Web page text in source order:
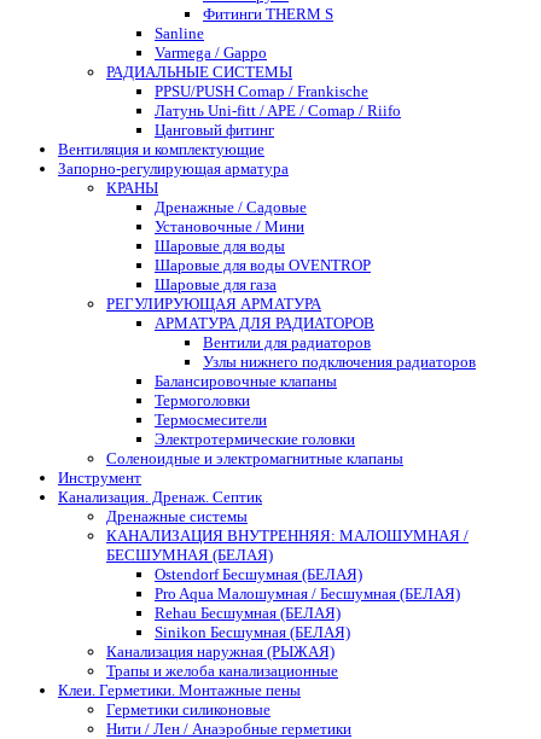
Фитинги THERM S
Sanline
Varmega / Gappo
РАДИАЛЬНЫЕ СИСТЕМЫ
PPSU/PUSH Comap / Frankische
Латунь Uni-fitt / APE / Comap / Riifo
Цанговый фитинг
Вентиляция и комплектующие
Запорно-регулирующая арматура
КРАНЫ
Дренажные / Садовые
Установочные / Мини
Шаровые для воды
Шаровые для воды OVENTROP
Шаровые для газа
РЕГУЛИРУЮЩАЯ АРМАТУРА
АРМАТУРА ДЛЯ РАДИАТОРОВ
Вентили для радиаторов
Узлы нижнего подключения радиаторов
Балансировочные клапаны
Термоголовки
Термосмесители
Электротермические головки
Соленоидные и электромагнитные клапаны
Инструмент
Канализация. Дренаж. Септик
Дренажные системы
КАНАЛИЗАЦИЯ ВНУТРЕННЯЯ: МАЛОШУМНАЯ /
БЕСШУМНАЯ (БЕЛАЯ)
Ostendorf Бесшумная (БЕЛАЯ)
Pro Aqua Малошумная / Бесшумная (БЕЛАЯ)
Rehau Бесшумная (БЕЛАЯ)
Sinikon Бесшумная (БЕЛАЯ)
Канализация наружная (РЫЖАЯ)
Трапы и желоба канализационные
Клеи. Герметики. Монтажные пены
Герметики силиконовые
Нити / Лен / Анаэробные герметики